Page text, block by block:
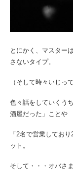
とにかく、マスター
さないタイプ。
（そして時々いじっ
色々話をしていくう
酒屋だった」ことや
「2名で営業してお
ット。
そして・・・オバさ